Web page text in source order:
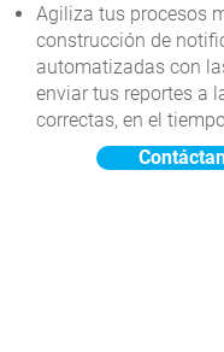
Agiliza tus procesos
construcción de
automatizadas con
enviar tus reportes a
correctas, en el